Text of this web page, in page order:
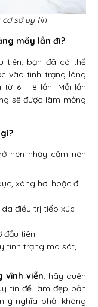
sở uy tín
mấy lần đi?
tiên, bạn đã có thể
vào tình trạng lông
6 – 8 lần. Mỗi lần
sẽ được làm mỏng
nên nhạy cảm nên
xông hơi hoặc đi
điều trị tiếp xúc
tiên.
tình trạng ma sát,
vĩnh viễn , hãy quên
tín để làm đẹp bản
ý nghĩa phải không